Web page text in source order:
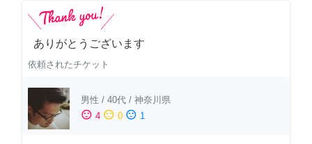
ありがとうございます
依頼されたチケット
男性 / 40代 / 神奈川県
sentiment_satisfied 4 sentiment_neutral 0 sentiment_dissatisfied 1